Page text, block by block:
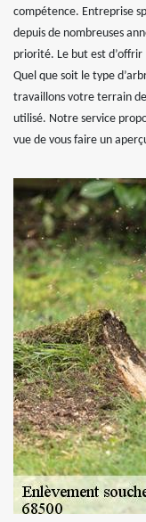
compétence. Entreprise
depuis de nombreuses
priorité. Le but est
Quel que soit le type
travaillons votre terrain
utilisé. Notre service
vue de vous faire un